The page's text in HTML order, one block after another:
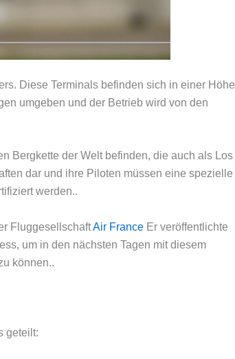
Diese Terminals befinden sich in einer Höhe
umgeben und der Betrieb wird von den
Bergkette der Welt befinden, die auch als Los
dar und ihre Piloten müssen eine spezielle
werden..
FluggesellschaftAir France Er veröffentlichte
um in den nächsten Tagen mit diesem
können..
geteilt: